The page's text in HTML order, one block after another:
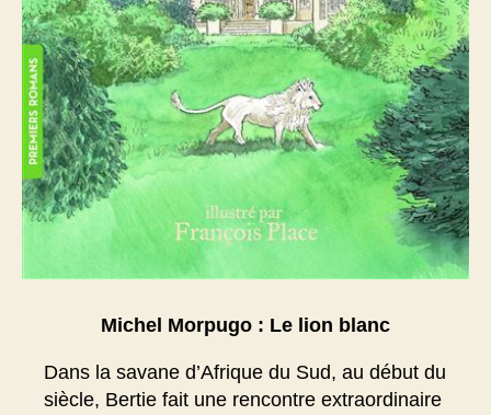
Michel Morpugo : Le lion blanc
Dans la savane d’Afrique du Sud, au début du
siècle, Bertie fait une rencontre extraordinaire